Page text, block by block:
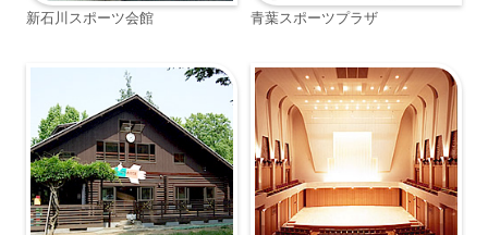
新石川スポーツ会館 青葉スポーツプラザ